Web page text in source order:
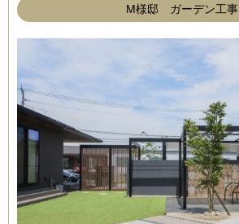
M様邸 ガーデン工事